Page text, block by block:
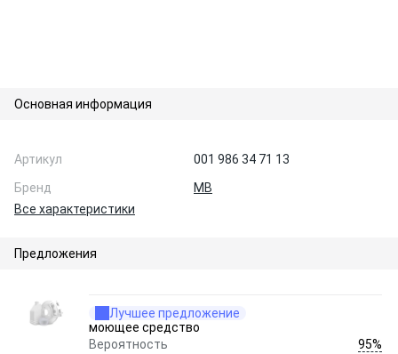
Основная информация
Артикул
001 986 34 71 13
Бренд
MB
Все характеристики
Предложения
Лучшее предложение
моющее средство
Вероятность
95%